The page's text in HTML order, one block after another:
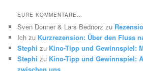
Vergangenheit
EURE KOMMENTARE…
Sven Donner & Lars Bednorz zu
Ich zu Kurzrezension: Über den Fluss
Stephi zu Kino-Tipp und Gewinnspiel:
Stephi zu Kino-Tipp und Gewinnspiel: